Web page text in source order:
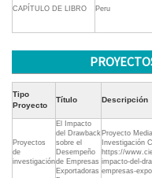
CAPÍTULO DE LIBRO Peru
Tipo
Proyecto
Título Descripción
Proyectos
de
investigación
El Impacto
del Drawback
sobre el
Desempeño
de Empresas
Exportadoras
Proyecto
Investigación
https://
impacto-del-
empresas-